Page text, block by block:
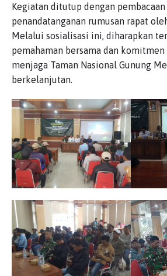
Kegiatan ditutup dengan pembacaan
penandatanganan rumusan rapat
Melalui sosialisasi ini, diharapkan
pemahaman bersama dan
menjaga Taman Nasional Gunung
berkelanjutan.